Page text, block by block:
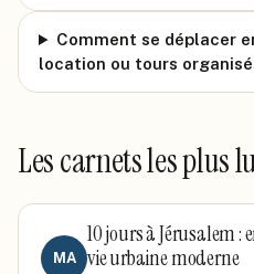
Comment se déplacer
location ou tours
Les carnets les plus
MA
10 jours à Jérusalem :
vie urbaine moderne